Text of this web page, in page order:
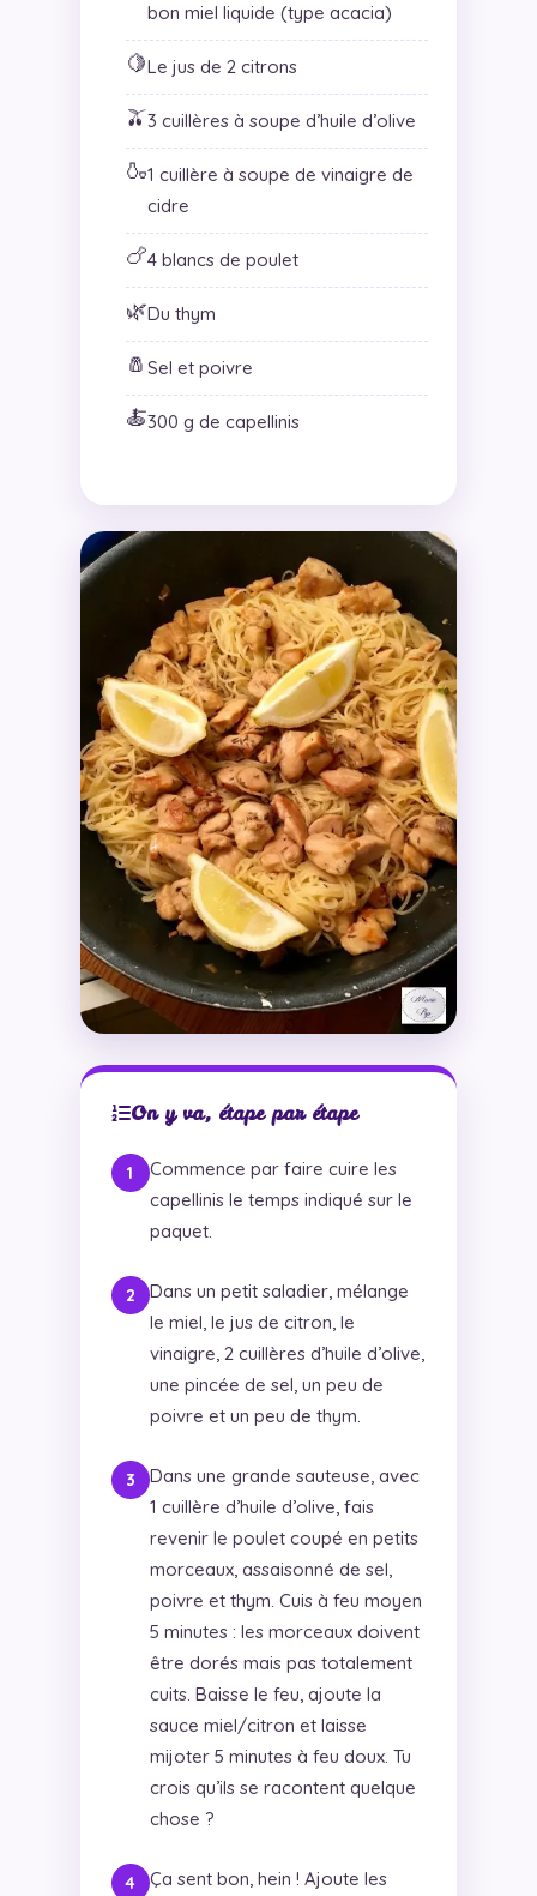
bon miel liquide (type acacia)
🍋Le jus de 2 citrons
🫒3 cuillères à soupe d’huile d’olive
🍶1 cuillère à soupe de vinaigre de
cidre
🍗4 blancs de poulet
🌿Du thym
🧂 Sel et poivre
🍝300 g de capellinis
On y va, étape par étape
Commence par faire cuire les
capellinis le temps indiqué sur le
paquet.
Dans un petit saladier, mélange
le miel, le jus de citron, le
vinaigre, 2 cuillères d’huile d’olive,
une pincée de sel, un peu de
poivre et un peu de thym.
Dans une grande sauteuse, avec
1 cuillère d’huile d’olive, fais
revenir le poulet coupé en petits
morceaux, assaisonné de sel,
poivre et thym. Cuis à feu moyen
5 minutes : les morceaux doivent
être dorés mais pas totalement
cuits. Baisse le feu, ajoute la
sauce miel/citron et laisse
mijoter 5 minutes à feu doux. Tu
crois qu’ils se racontent quelque
chose ?
Ça sent bon, hein ! Ajoute les